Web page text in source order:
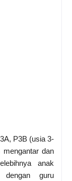
P3B (usia 3-
dan
anak
guru